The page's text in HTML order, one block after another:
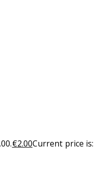
€2.00Current price is: